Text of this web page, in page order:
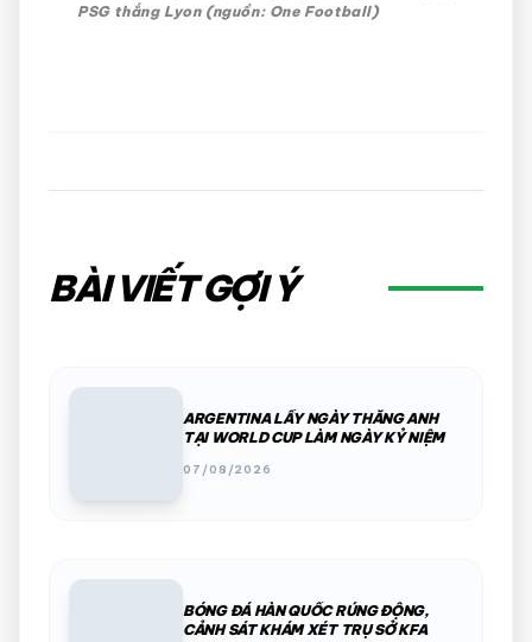
PSG thắng Lyon (nguồn: One Football)
BÀI VIẾT GỢI Ý
ARGENTINA LẤY NGÀY THẮNG ANH
TẠI WORLD CUP LÀM NGÀY KỶ NIỆM
07/08/2026
BÓNG ĐÁ HÀN QUỐC RÚNG ĐỘNG,
CẢNH SÁT KHÁM XÉT TRỤ SỞ KFA